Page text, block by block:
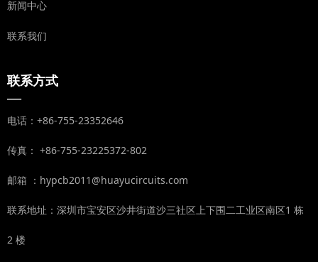
新闻中心
联系我们
联系方式
—
电话：+86-755-23352646
传真： +86-755-23225372-802
邮箱 ：hypcb2011@huayucircuits.com
联系地址：深圳市宝安区沙井街道沙三社区上下围二工业区南区1 栋
2 楼